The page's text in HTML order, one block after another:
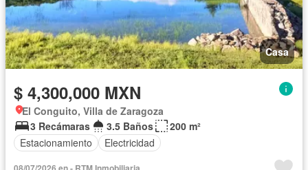
Casa
$ 4,300,000 MXN
El Conguito, Villa de Zaragoza
3 Recámaras
3.5 Baños
200 m²
Estacionamiento
Electricidad